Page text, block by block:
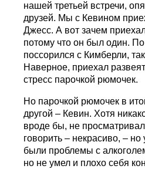
нашей третьей встречи,
друзей. Мы с Кевином
Джесс. А вот зачем
потому что он был один.
поссорился с Кимберли,
Наверное, приехал
стресс парочкой рюмочек.
Но парочкой рюмочек в
другой – Кевин. Хотя
вроде бы, не
говорить – некрасиво, –
были проблемы с
но не умел и плохо себя